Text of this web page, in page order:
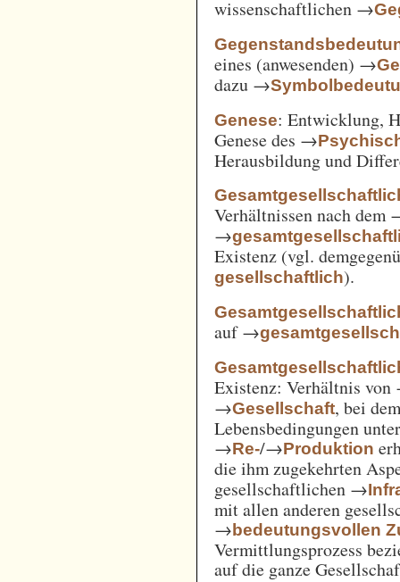
wissenschaftlichen →
eines (anwesenden) →
dazu →
Genese: Entwicklung,
Genese des →
Herausbildung und
Verhältnissen nach dem
→
Existenz (vgl.
gesellschaftlich).
auf →
Existenz: Verhältnis
→Gesellschaft, bei
Lebensbedingungen
→Re-/→Produktion
die ihm zugekehrten
gesellschaftlichen →
mit allen anderen
→bedeutungsvollen
Vermittlungsprozess
auf die ganze